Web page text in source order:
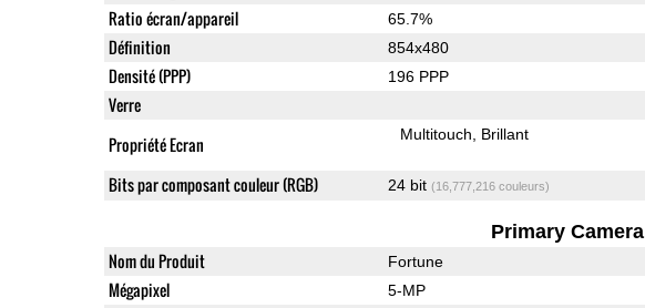
Ratio écran/appareil 65.7%
Définition 854x480
Densité (PPP) 196 PPP
Verre
Propriété Ecran Multitouch Brillant
Bits par composant couleur (RGB) 24 bit (16,777,216 couleurs)
Primary Camera
Nom du Produit Fortune
Mégapixel 5-MP